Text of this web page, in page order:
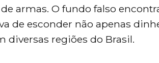
armas. O fundo falso
de esconder não apenas
diversas regiões do Brasil.